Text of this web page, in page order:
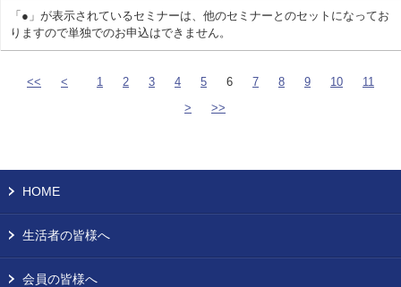
「●」が表示されているセミナーは、他のセミナーとのセットになってお
りますので単独でのお申込はできません。
<< < 1 2 3 4 5 6 7 8 9 10
11
>
>>
HOME
生活者の皆様へ
会員の皆様へ